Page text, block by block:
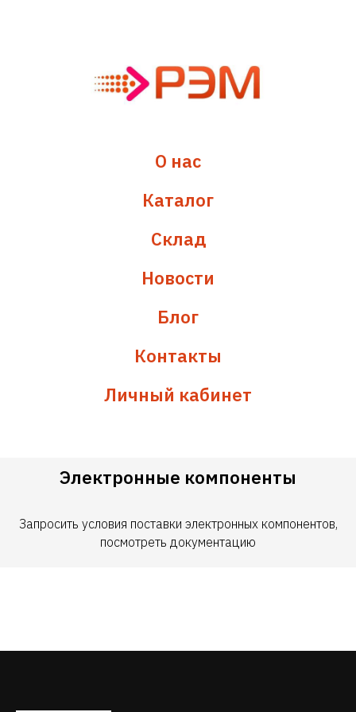
О нас
Каталог
Склад
Новости
Блог
Контакты
Личный кабинет
Электронные компоненты
Запросить условия поставки электронных компонентов,
посмотреть документацию